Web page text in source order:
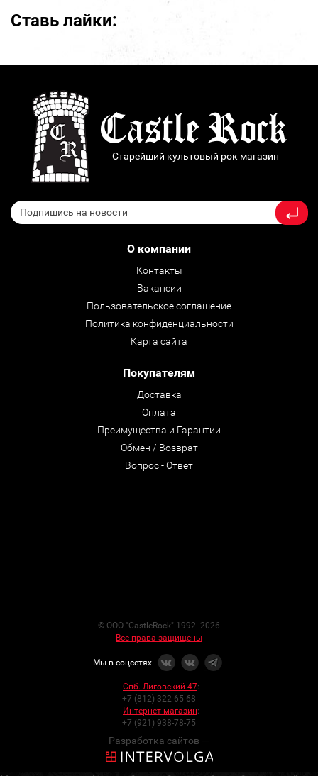
Ставь лайки:
Старейший культовый рок магазин
О компании
Контакты
Вакансии
Пользовательское соглашение
Политика конфиденциальности
Карта сайта
Покупателям
Доставка
Оплата
Преимущества и Гарантии
Обмен / Возврат
Вопрос - Ответ
© ООО "CastleRock" 1992- 2026
Все права защищены
Мы в соцсетях
- Спб. Лиговский 47:
+7 (812) 322-65-68
- Интернет-магазин:
+7 (921) 938-78-75
Разработка сайтов —